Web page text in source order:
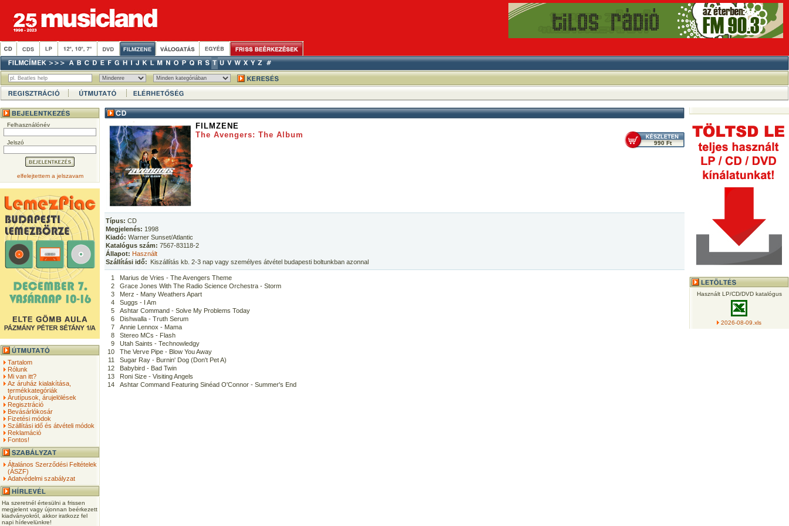
Felhasználónév
Jelszó
elfelejtettem a jelszavam
Tartalom
Rólunk
Mi van itt?
Az áruház kialakítása,
termékkategóriák
Árutípusok, árujelölések
Regisztráció
Bevásárlókosár
Fizetési módok
Szállítási idő és átvételi módok
Reklamáció
Fontos!
Általános Szerződési Feltételek
(ÁSZF)
Adatvédelmi szabályzat
Ha szeretnél értesülni a frissen
megjelent vagy újonnan beérkezett
kiadványokról, akkor iratkozz fel
napi hírlevelünkre!
FILMZENE
The Avengers: The Album
990 Ft
Típus: CD
Megjelenés: 1998
Kiadó: Warner Sunset/Atlantic
Katalógus szám: 7567-83118-2
Állapot: Használt
Szállítási idő: Kiszállítás kb. 2-3 nap vagy személyes átvétel budapesti boltunkban azonnal
1
Marius de Vries - The Avengers Theme
2
Grace Jones With The Radio Science Orchestra - Storm
3
Merz - Many Weathers Apart
4
Suggs - I Am
5
Ashtar Command - Solve My Problems Today
6
Dishwalla - Truth Serum
7
Annie Lennox - Mama
8
Stereo MCs - Flash
9
Utah Saints - Technowledgy
10
The Verve Pipe - Blow You Away
11
Sugar Ray - Burnin' Dog (Don't Pet A)
12
Babybird - Bad Twin
13
Roni Size - Visiting Angels
14
Ashtar Command Featuring Sinéad O'Connor - Summer's End
Használt LP/CD/DVD katalógus
2026-08-09.xls